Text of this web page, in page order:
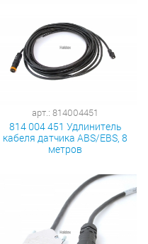
арт.: 814004451
814 004 451 Удлинитель
кабеля датчика ABS/EBS, 8
метров